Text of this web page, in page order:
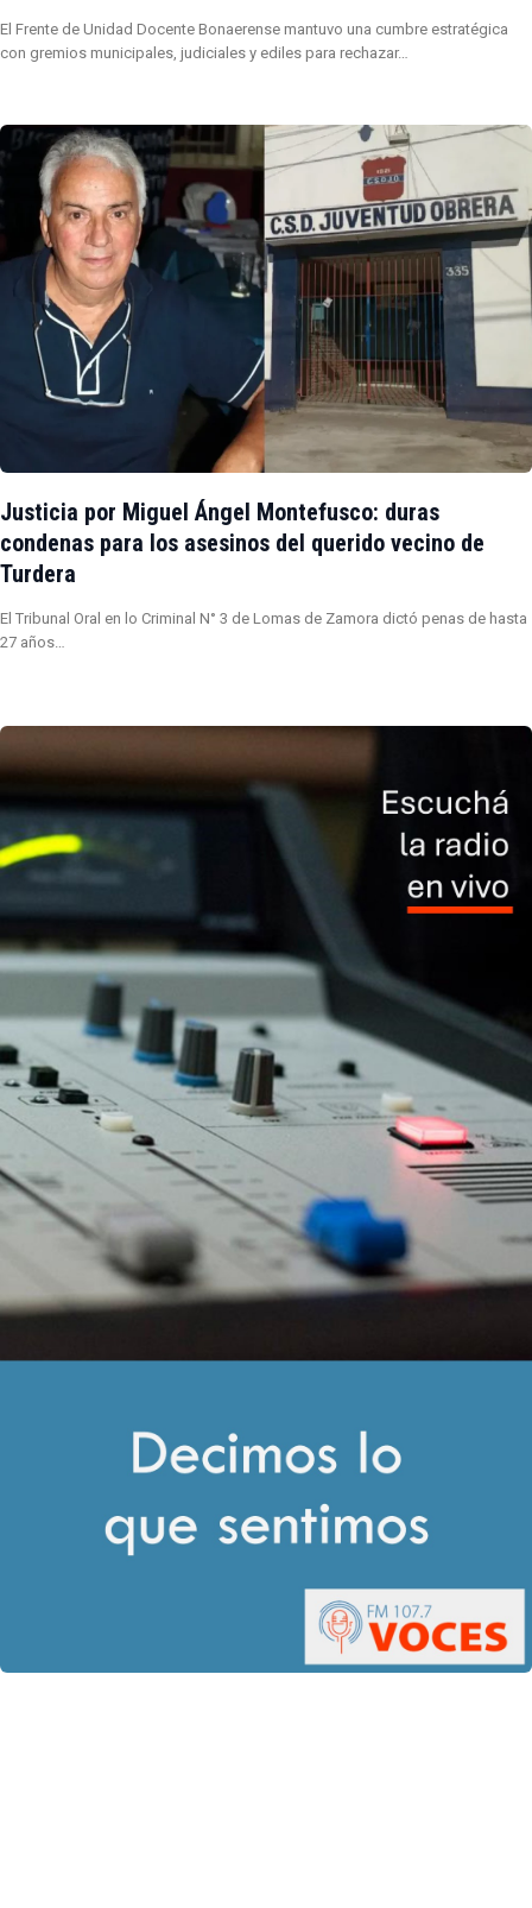
El Frente de Unidad Docente Bonaerense mantuvo una cumbre estratégica
con gremios municipales, judiciales y ediles para rechazar…
Justicia por Miguel Ángel Montefusco: duras
condenas para los asesinos del querido vecino de
Turdera
El Tribunal Oral en lo Criminal N° 3 de Lomas de Zamora dictó penas de hasta
27 años…